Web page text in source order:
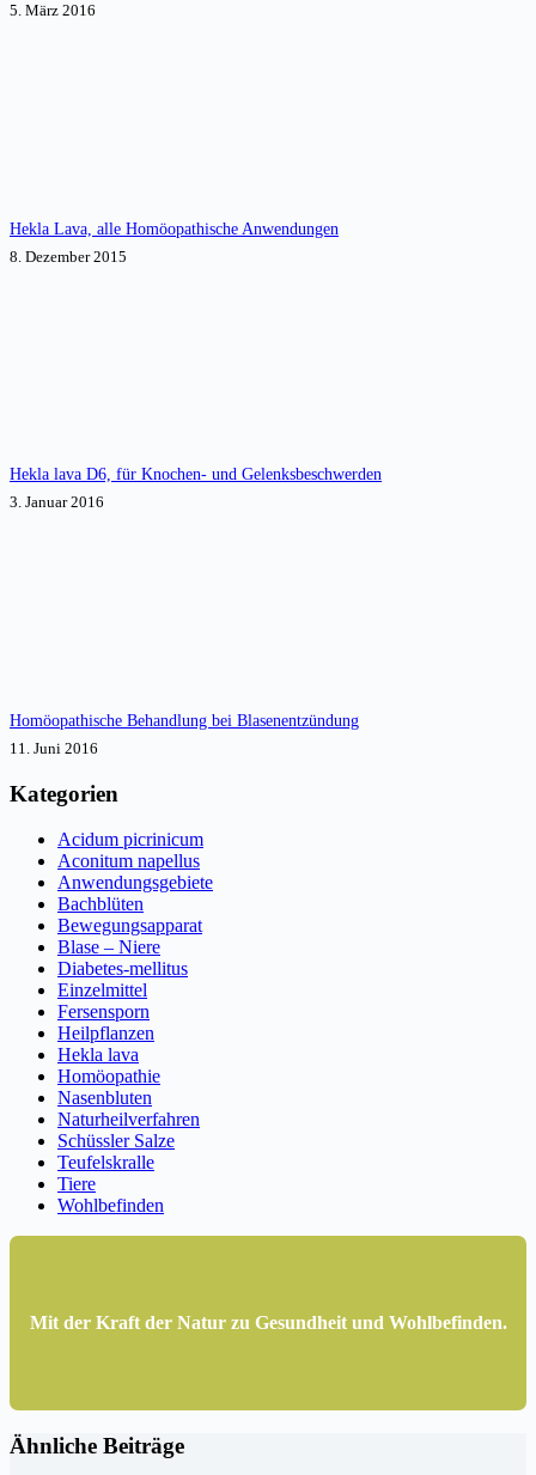
5. März 2016
Hekla Lava, alle Homöopathische Anwendungen
8. Dezember 2015
Hekla lava D6, für Knochen- und Gelenksbeschwerden
3. Januar 2016
Homöopathische Behandlung bei Blasenentzündung
11. Juni 2016
Kategorien
Acidum picrinicum
Aconitum napellus
Anwendungsgebiete
Bachblüten
Bewegungsapparat
Blase – Niere
Diabetes-mellitus
Einzelmittel
Fersensporn
Heilpflanzen
Hekla lava
Homöopathie
Nasenbluten
Naturheilverfahren
Schüssler Salze
Teufelskralle
Tiere
Wohlbefinden
Mit der Kraft der Natur zu Gesundheit und Wohlbefinden.
Ähnliche Beiträge